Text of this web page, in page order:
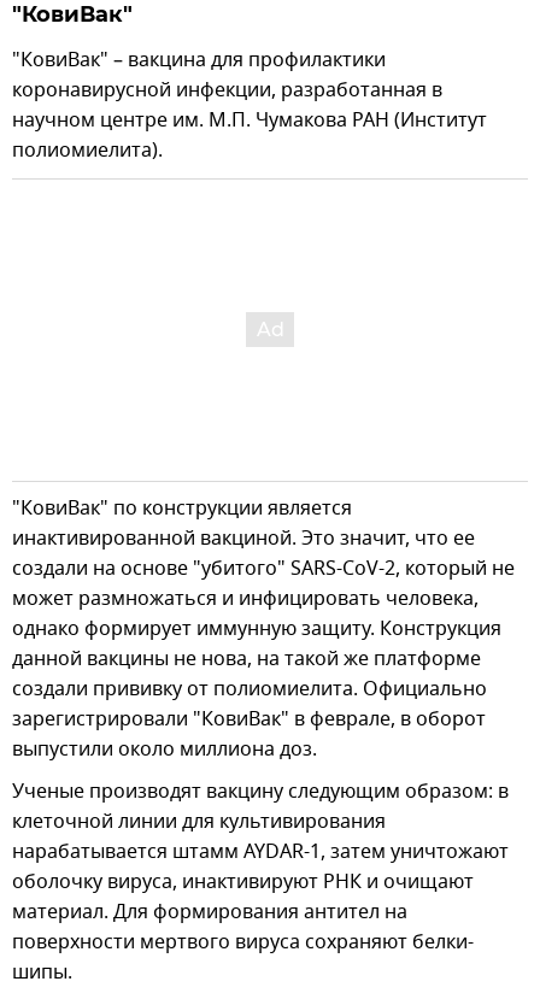
"КовиВак"
"КовиВак" – вакцина для профилактики
коронавирусной инфекции, разработанная в
научном центре им. М.П. Чумакова РАН (Институт
полиомиелита).
"КовиВак" по конструкции является
инактивированной вакциной. Это значит, что ее
создали на основе "убитого" SARS-CoV-2, который не
может размножаться и инфицировать человека,
однако формирует иммунную защиту. Конструкция
данной вакцины не нова, на такой же платформе
создали прививку от полиомиелита. Официально
зарегистрировали "КовиВак" в феврале, в оборот
выпустили около миллиона доз.
Ученые производят вакцину следующим образом: в
клеточной линии для культивирования
нарабатывается штамм AYDAR-1, затем уничтожают
оболочку вируса, инактивируют РНК и очищают
материал. Для формирования антител на
поверхности мертвого вируса сохраняют белки-
шипы.